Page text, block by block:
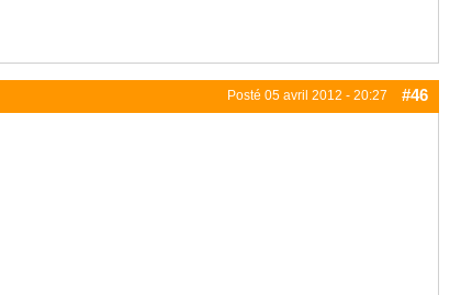
Posté 05 avril 2012 - 20:27 #46